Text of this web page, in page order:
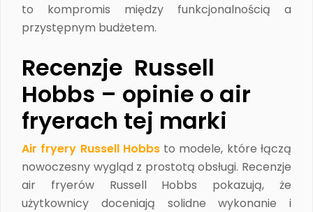
to kompromis między funkcjonalnością a
przystępnym budżetem.
Recenzje Russell
Hobbs – opinie o air
fryerach tej marki
Air fryery Russell Hobbsto modele, które łączą
nowoczesny wygląd z prostotą obsługi. Recenzje
air fryerów Russell Hobbs pokazują, że
użytkownicy doceniają solidne wykonanie i